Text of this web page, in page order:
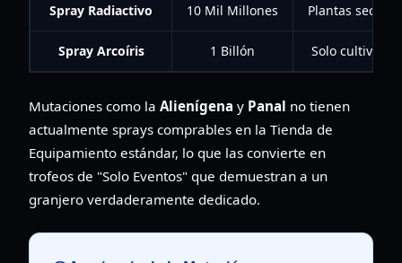
Spray Radiactivo 10 Mil Millones Plantas
Spray Arcoíris 1 Billón Solo cultivos
Mutaciones como la Alienígena y Panal no tienen
actualmente sprays comprables en la Tienda de
Equipamiento estándar, lo que las convierte en
trofeos de "Solo Eventos" que demuestran a un
granjero verdaderamente dedicado.